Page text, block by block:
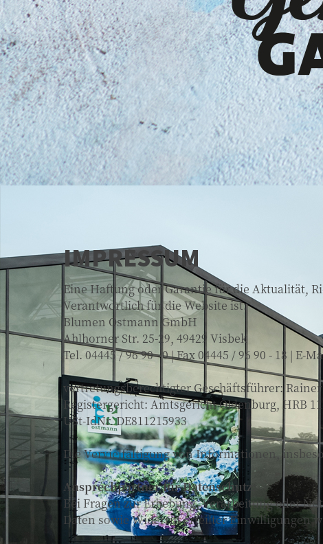
IMPRESSUM
Eine Haftung oder Garantie für die Aktualität,
Verantwortlich für die Website ist:
Blumen Ostmann GmbH
Ahlhorner Str. 25-29, 49429 Visbek
Tel. 04445 / 96 90 - 0 | Fax 04445 / 96 90 - 18 | E-
vertretungsberechtigter Geschäftsführer:
Registergericht: Amtsgericht Oldenburg, HRB
USt-IdNr. DE811215933
Die Vervielfältigung von Informationen,
Ansprechpartner für Datenschutz:
Bei Fragen zur Erhebung, Verarbeitung oder
Daten sowie Widerruf erteilter Einwilligungen